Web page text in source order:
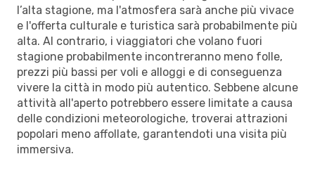
l’alta stagione, ma l'atmosfera sarà anche più vivace
e l'offerta culturale e turistica sarà probabilmente più
alta. Al contrario, i viaggiatori che volano fuori
stagione probabilmente incontreranno meno folle,
prezzi più bassi per voli e alloggi e di conseguenza
vivere la città in modo più autentico. Sebbene alcune
attività all'aperto potrebbero essere limitate a causa
delle condizioni meteorologiche, troverai attrazioni
popolari meno affollate, garantendoti una visita più
immersiva.